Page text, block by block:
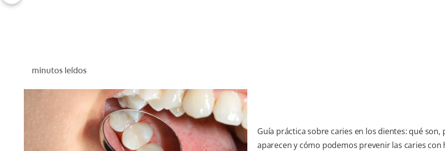
minutos leídos
Guía práctica sobre caries en los dientes: qué son,
aparecen y cómo podemos prevenir las caries con